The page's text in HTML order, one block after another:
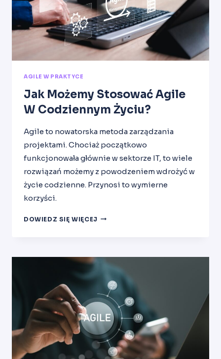
AGILE W PRAKTYCE
Jak Możemy Stosować Agile
W Codziennym Życiu?
Agile to nowatorska metoda zarządzania
projektami. Chociaż początkowo
funkcjonowała głównie w sektorze IT, to wiele
rozwiązań możemy z powodzeniem wdrożyć w
życie codzienne. Przynosi to wymierne
korzyści.
DOWIEDZ SIĘ WIĘCEJ JAK
W
CODZIENNYM
ŻYCIU?